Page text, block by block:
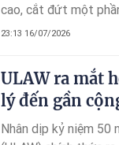
cao, cắt đứt một
23:13 16/07/2026
ULAW ra mắt
lý đến gần
Nhân dịp kỷ niệm 50